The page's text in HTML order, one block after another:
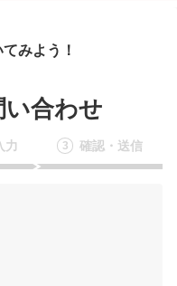
みよう！
合わせ
力 3 確認・送信